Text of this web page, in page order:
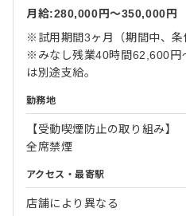
月給:280,000円〜350,000円
※試用期間3ヶ月（期間中、条
※みなし残業40時間62,600円
は別途支給。
勤務地
【受動喫煙防止の取り組み】
全席禁煙
アクセス・最寄駅
店舗により異なる